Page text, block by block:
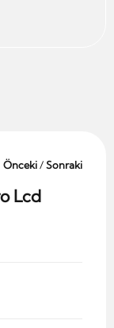
Önceki/Sonraki
Lcd